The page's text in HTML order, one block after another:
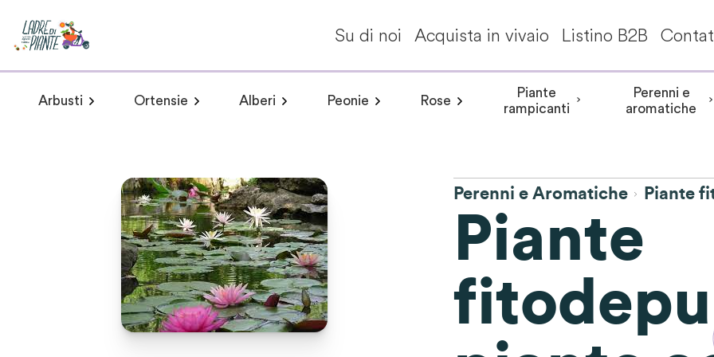
Su di noi Acquista in vivaio Listino B2B
ArbustiArbusti a fioritura primaverileArbusti a fioritura invernale
Conifere Piante da interni - Piante da
Arbusti a
OrtensieHydrangea arborescensHydrangea aspera Hydrangea involucrataHydrangea
Alberi Plumeria Frangipane pomeliaAceri giapponesi Alberi per climi miti
PeoniePeonia arbustiva Peonia Erbacea Peonia Itoh
Rose Rosa rampicante Rosa cespuglio
Piante
rampicanti
Akebia Aristolochia
Perenni e
aromatiche
Perenni e Aromatiche Piante
Piante